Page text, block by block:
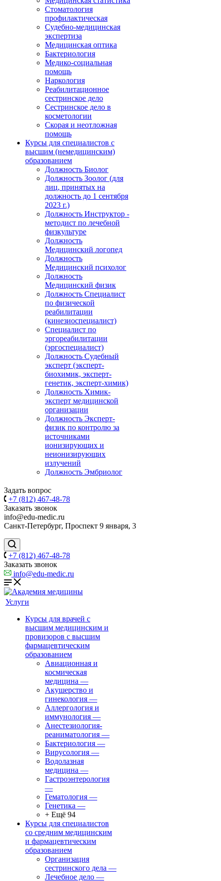
Стоматология
профилактическая
Судебно-медицинская
экспертиза
Медицинская оптика
Бактериология
Медико-социальная
помощь
Наркология
Реабилитационное
сестринское дело
Сестринское дело в
косметологии
Скорая и неотложная
помощь
Курсы для специалистов с
высшим (немедицинским)
образованием
Должность Биолог
Должность Зоолог (для
лиц, принятых на
должность до 1 сентября
2023 г.)
Должность Инструктор -
методист по лечебной
физкультуре
Должность
Медицинский логопед
Должность
Медицинский психолог
Должность
Медицинский физик
Должность Специалист
по физической
реабилитации
(кинезиоспециалист)
Специалист по
эргореабилитации
(эргоспециалист)
Должность Судебный
эксперт (эксперт-
биохимик, эксперт-
генетик, эксперт-химик)
Должность Химик-
эксперт медицинской
организации
Должность Эксперт-
физик по контролю за
источниками
ионизирующих и
неионизирующих
излучений
Должность Эмбриолог
Задать вопрос
+7 (812) 467-48-78
Заказать звонок
info@edu-medic.ru
Санкт-Петербург, Проспект 9 января, 3
+7 (812) 467-48-78
Заказать звонок
info@edu-medic.ru
Услуги
Курсы для врачей с
высшим медицинским и
провизоров с высшим
фармацевтическим
образованием
Авиационная и
космическая
медицина —
Акушерство и
гинекология —
Аллергология и
иммунология —
Анестезиология-
реаниматология —
Бактериология —
Вирусология —
Водолазная
медицина —
Гастроэнтерология
—
Гематология —
Генетика —
+ Ещё 94
Курсы для специалистов
со средним медицинским
и фармацевтическим
образованием
Организация
сестринского дела —
Лечебное дело —